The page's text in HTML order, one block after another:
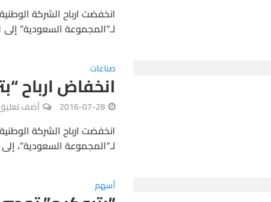
لـ”المجموعة السعودية” إلى 497.1 مليون ريال بنهاية التسعة أشهر...
صناعات
انخفاض ارباح
2016-07-28 أضف
لـ”المجموعة السعودية”، إلى 331 مليون ريال بنهاية النصف الاول...
أسهم